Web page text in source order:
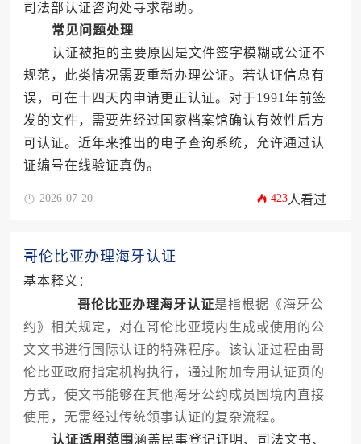
司法部认证咨询处寻求帮助。
常见问题处理
认证被拒的主要原因是文件签字模糊或公证不
规范，此类情况需要重新办理公证。若认证信息有
误，可在十四天内申请更正认证。对于1991年前签
发的文件，需要先经过国家档案馆确认有效性后方
可认证。近年来推出的电子查询系统，允许通过认
证编号在线验证真伪。
2026-07-20 423人看过
哥伦比亚办理海牙认证
基本释义：
哥伦比亚办理海牙认证是指根据《海牙公
约》相关规定，对在哥伦比亚境内生成或使用的公
文文书进行国际认证的特殊程序。该认证过程由哥
伦比亚政府指定机构执行，通过附加专用认证页的
方式，使文书能够在其他海牙公约成员国境内直接
使用，无需经过传统领事认证的复杂流程。
认证适用范围涵盖民事登记证明、司法文书、